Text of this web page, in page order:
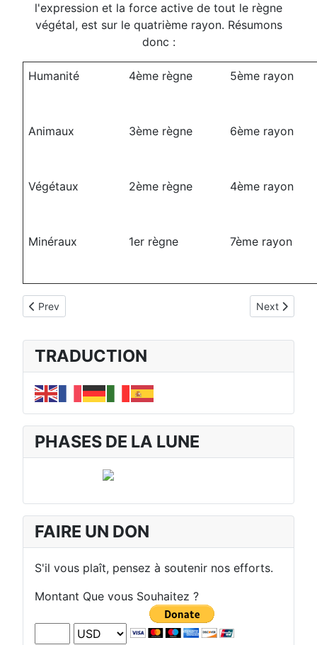
l'expression et la force active de tout le règne
végétal, est sur le quatrième rayon. Résumons
donc :
Humanité 4ème règne 5ème rayon
Animaux 3ème règne 6ème rayon
Végétaux 2ème règne 4ème rayon
Minéraux 1er règne 7ème rayon
Previous article: Le Règne Minéral
Prev Next article:
Next
TRADUCTION
PHASES DE LA LUNE
FAIRE UN DON
S'il vous plaît, pensez à soutenir nos efforts.
Montant Que vous Souhaitez ?